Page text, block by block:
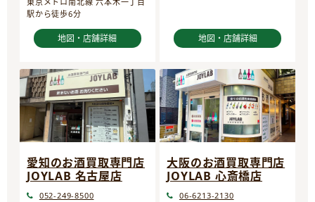
駅から徒歩6分
地図・店舗詳細 地図・店舗詳細
愛知のお酒買取専門店
JOYLAB 名古屋店
052-249-8500
大阪のお酒買取専門店
JOYLAB 心斎橋店
06-6213-2130